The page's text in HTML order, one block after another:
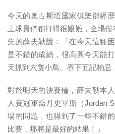
今天的奧古斯塔國家俱樂部經
上球員們都打得很艱難，全場
先的薛夫勒說：「在今天這種
是不錯的成績，很高興今天能
天抓到六隻小鳥、吞下五記柏忌
對於明天的決賽輪，薛夫勒本
人賽冠軍喬丹史畢斯（Jordan
場的問題，也得到了一些不錯
比賽，那將是最好的結果！」